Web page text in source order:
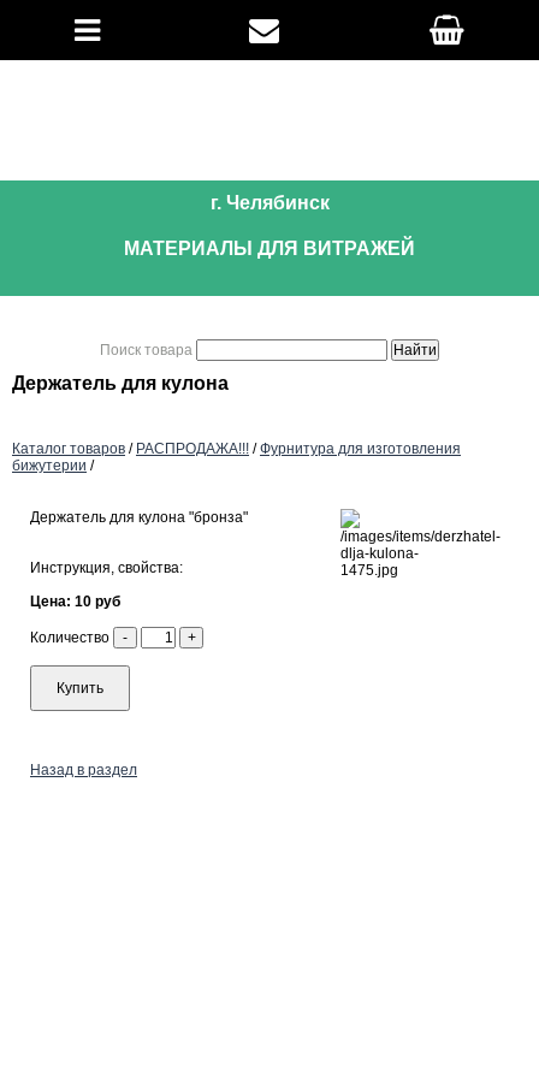
г. Челябинск
МАТЕРИАЛЫ ДЛЯ ВИТРАЖЕЙ
Поиск товара
Держатель для кулона
Каталог товаров / РАСПРОДАЖА!!! /Фурнитура для изготовления
бижутерии /
Держатель для кулона "бронза"
Инструкция, свойства:
Цена: 10 руб
Количество - +
Купить
Назад в раздел